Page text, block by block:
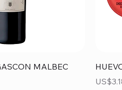
rápida MALBEC
Precio